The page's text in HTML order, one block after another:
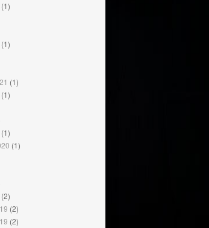
(1)
(1)
(1)
(1)
(1)
(1)
(2)
(2)
(2)